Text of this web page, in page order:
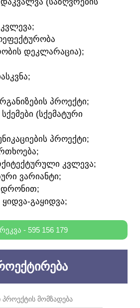
ᲙᲕᲚᲔᲕᲐ;
ᲓᲔᲙᲚᲐᲠᲐᲪᲘᲐ);
ᲞᲠᲝᲔᲥᲢᲘ;
(ᲡᲥᲔᲛᲐᲢᲣᲠᲘ
ᲞᲠᲝᲔᲥᲢᲘ;
ᲙᲕᲚᲔᲕᲐ;
ᲕᲐᲠᲘᲐᲜᲢᲘ;
ᲓᲠᲝᲜᲘᲗ;
ᲧᲘᲓᲕᲐ-ᲒᲐᲧᲘᲓᲕᲐ;
- 595 156 179
ᲛᲝᲛᲖᲐᲓᲔᲑᲐ